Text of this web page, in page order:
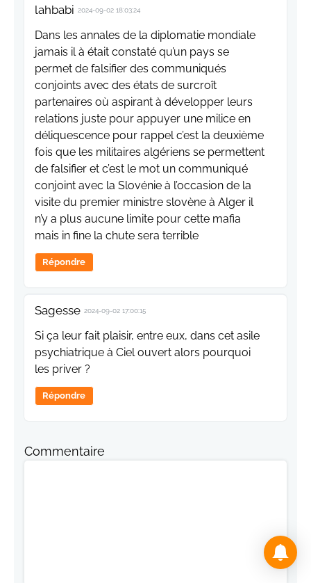
lahbabi 2024-09-02 18:03:24
Dans les annales de la diplomatie mondiale
jamais il à était constaté qu’un pays se
permet de falsifier des communiqués
conjoints avec des états de surcroît
partenaires où aspirant à développer leurs
relations juste pour appuyer une milice en
déliquescence pour rappel c’est la deuxième
fois que les militaires algériens se permettent
de falsifier et c’est le mot un communiqué
conjoint avec la Slovénie à l’occasion de la
visite du premier ministre slovène à Alger il
n’y a plus aucune limite pour cette mafia
mais in fine la chute sera terrible
Répondre
Sagesse 2024-09-02 17:00:15
Si ça leur fait plaisir, entre eux, dans cet asile
psychiatrique à Ciel ouvert alors pourquoi
les priver ?
Répondre
Commentaire